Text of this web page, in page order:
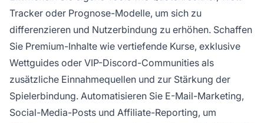
Tracker oder Prognose-Modelle, um sich zu
differenzieren und Nutzerbindung zu erhöhen. Schaffen
Sie Premium-Inhalte wie vertiefende Kurse, exklusive
Wettguides oder VIP-Discord-Communities als
zusätzliche Einnahmequellen und zur Stärkung der
Spielerbindung. Automatisieren Sie E-Mail-Marketing,
Social-Media-Posts und Affiliate-Reporting, um